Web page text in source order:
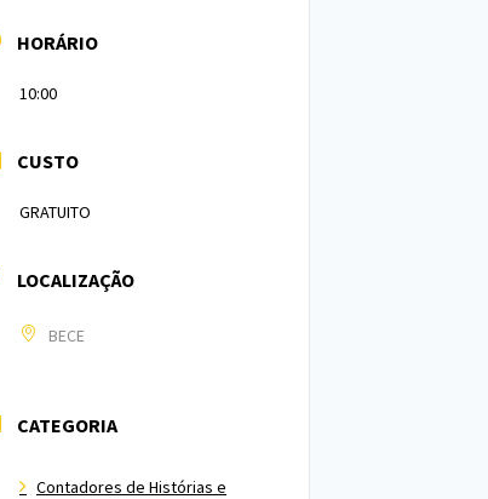
HORÁRIO
10:00
CUSTO
GRATUITO
LOCALIZAÇÃO
BECE
CATEGORIA
Contadores de Histórias e